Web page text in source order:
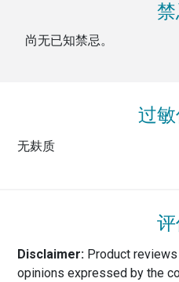
尚无已知禁忌。
过
无麸质
Disclaimer:Product
opinions expressed by the